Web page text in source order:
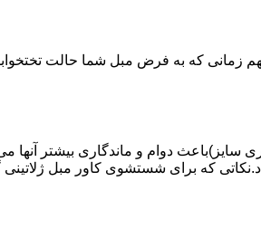
زمانی که به فرض مبل شما حالت
سایز)باعث دوام و ماندگاری بیشتر آنها
که برای شستشوی کاور مبل